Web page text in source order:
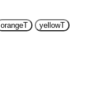
orangeT yellowT